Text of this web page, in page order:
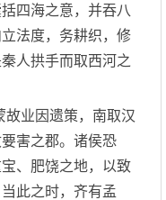
四海之意，并吞八
法度，务耕织，修
人拱手而取西河之
业因遗策，南取汉
害之郡。诸侯恐
、肥饶之地，以致
此之时，齐有孟